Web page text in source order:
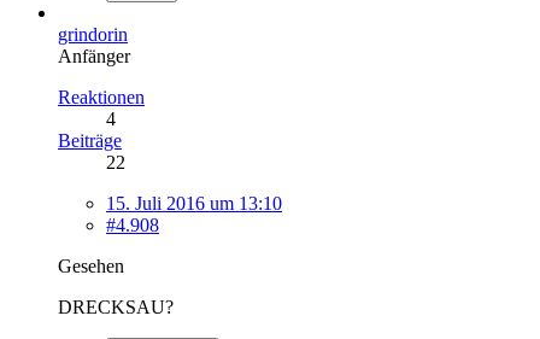
grindorin
Anfänger
Reaktionen
4
Beiträge
22
15. Juli 2016 um 13:10
#4.908
Gesehen
DRECKSAU?